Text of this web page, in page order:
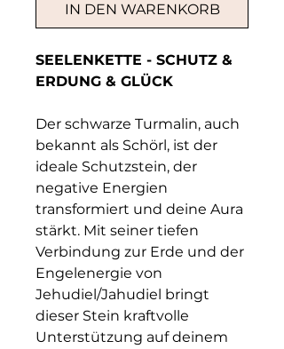
IN DEN WARENKORB
SEELENKETTE - SCHUTZ &
ERDUNG & GLÜCK
Der schwarze Turmalin, auch
bekannt als Schörl, ist der
ideale Schutzstein, der
negative Energien
transformiert und deine Aura
stärkt. Mit seiner tiefen
Verbindung zur Erde und der
Engelenergie von
Jehudiel/Jahudiel bringt
dieser Stein kraftvolle
Unterstützung auf deinem